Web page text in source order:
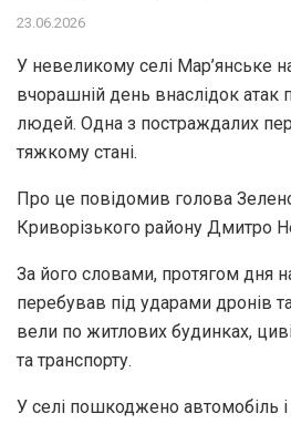
23.06.2026
У невеликому селі Мар’янське
вчорашній день внаслідок атак
людей. Одна з постраждалих
тяжкому стані.
Про це повідомив голова
Криворізького району Дмитро
За його словами, протягом дня
перебував під ударами дронів
вели по житлових будинках,
та транспорту.
У селі пошкоджено автомобіль